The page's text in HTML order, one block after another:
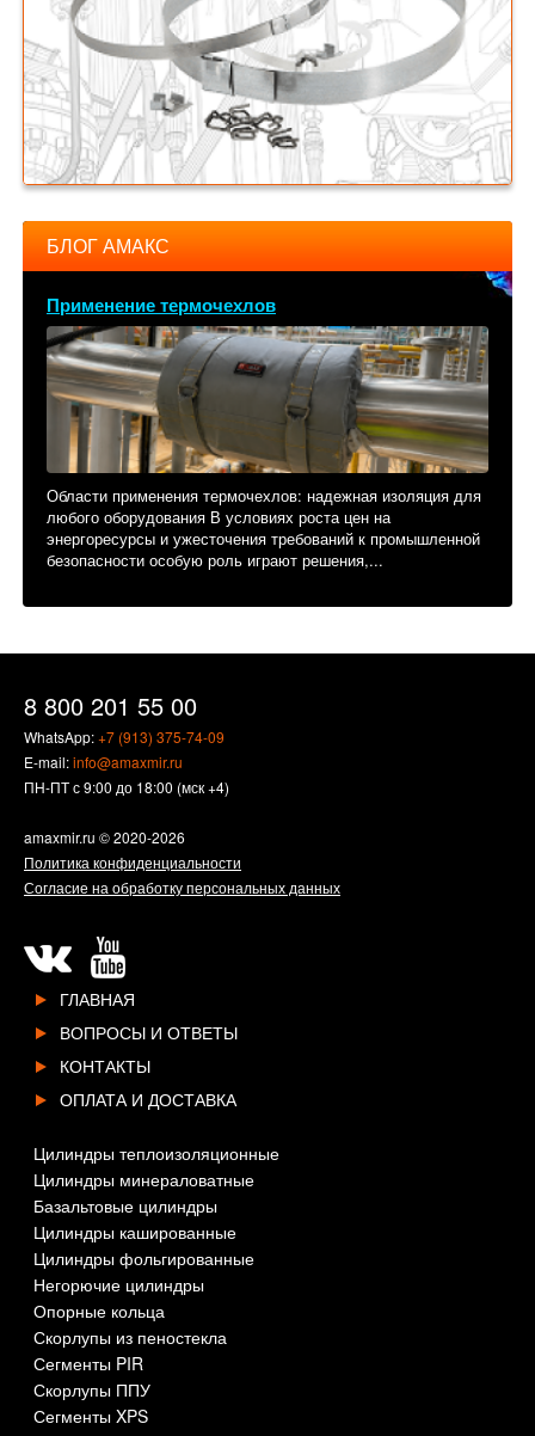
БЛОГ АМАКС
Применение термочехлов
Области применения термочехлов: надежная изоляция для
любого оборудования В условиях роста цен на
энергоресурсы и ужесточения требований к промышленной
безопасности особую роль играют решения,...
8 800 201 55 00
WhatsApp:+7 (913) 375-74-09
E-mail:info@amaxmir.ru
ПН-ПТ с 9:00 до 18:00 (мск +4)
amaxmir.ru © 2020-2026
Политика конфиденциальности
Согласие на обработку персональных данных
ГЛАВНАЯ
ВОПРОСЫ И ОТВЕТЫ
КОНТАКТЫ
ОПЛАТА И ДОСТАВКА
Цилиндры теплоизоляционные
Цилиндры минераловатные
Базальтовые цилиндры
Цилиндры кашированные
Цилиндры фольгированные
Негорючие цилиндры
Опорные кольца
Скорлупы из пеностекла
Сегменты PIR
Скорлупы ППУ
Сегменты XPS